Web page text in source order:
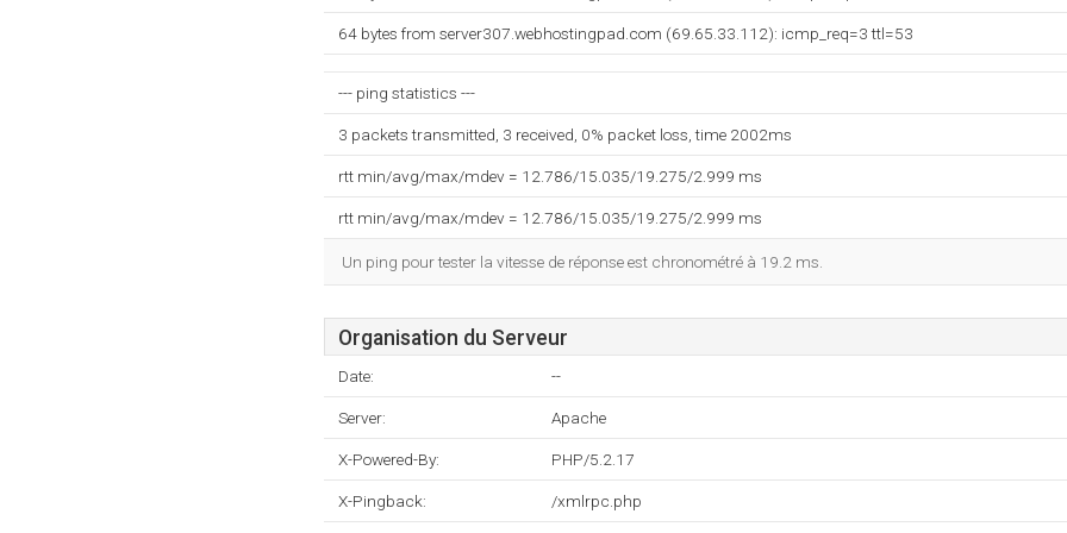
64 bytes from server307.webhostingpad.com (69.65.33.112): icmp_req=3 ttl=53
--- ping statistics ---
3 packets transmitted, 3 received, 0% packet loss, time 2002ms
rtt min/avg/max/mdev = 12.786/15.035/19.275/2.999 ms
rtt min/avg/max/mdev = 12.786/15.035/19.275/2.999 ms
Un ping pour tester la vitesse de réponse est chronométré à 19.2 ms.
Organisation du Serveur
Date: --
Server: Apache
X-Powered-By: PHP/5.2.17
X-Pingback: /xmlrpc.php